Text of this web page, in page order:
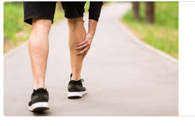
Voir
Syndrome
des
loges